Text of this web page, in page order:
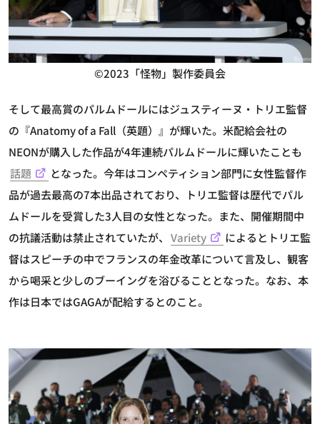
©2023「怪物」製作委員会
そして最高賞のパルムドールにはジュスティーヌ・トリエ監督
の『Anatomy of a Fall（英題）』が輝いた。米配給会社の
NEONが購入した作品が4年連続パルムドールに輝いたことも
話題
となった。今年はコンペティション部門に女性監督作
品が過去最高の7本出品されており、トリエ監督は歴代でパル
ムドールを受賞した3人目の女性となった。また、開催期間中
の抗議活動は禁止されていたが、 Variety
によるとトリエ監
督はスピーチの中でフランスの年金改革について言及し、観客
から喝采と少しのブーイングを浴びることとなった。なお、本
作は日本ではGAGAが配給するとのこと。